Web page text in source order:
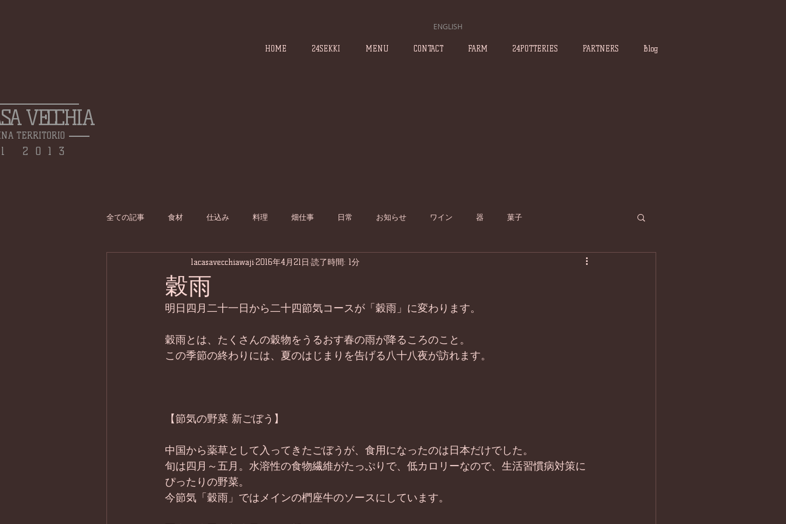
HOME 24SEKKI MENU CONTACT FARM 24POTTERIES PARTNERS Blog
全ての記事 食材 仕込み 料理 畑仕事 日常 お知らせ ワイン 器 菓子
穀雨
lacasavecchiawaji2016年4月21日 読了時間: 1分
明日四月二十一日から二十四節気コースが「穀雨」に変わります。
穀雨とは、たくさんの穀物をうるおす春の雨が降るころのこと。
この季節の終わりには、夏のはじまりを告げる八十八夜が訪れます。
【節気の野菜 新ごぼう】
中国から薬草として入ってきたごぼうが、食用になったのは日本だけでした。
旬は四月～五月。水溶性の食物繊維がたっぷりで、低カロリーなので、生活習慣病対策に
ぴったりの野菜。
今節気「穀雨」ではメインの椚座牛のソースにしています。
VECCHIA
TERRITORIO
2013
ENGLISH